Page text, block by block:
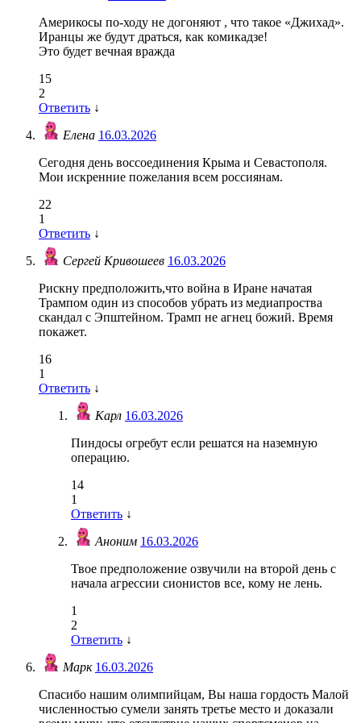
Америкосы по-ходу не догоняют , что такое «Джихад».
Иранцы же будут драться, как комикадзе!
Это будет вечная вражда
15
2
Ответить ↓
Елена 16.03.2026
Сегодня день воссоединения Крыма и Севастополя.
Мои искренние пожелания всем россиянам.
22
1
Ответить ↓
Сергей Кривошеев 16.03.2026
Рискну предположить,что война в Иране начатая
Трампом один из способов убрать из медиапроства
скандал с Эпштейном. Трамп не агнец божий. Время
покажет.
16
1
Ответить ↓
Карл 16.03.2026
Пиндосы огребут если решатся на наземную
операцию.
14
1
Ответить ↓
Аноним 16.03.2026
Твое предположение озвучили на второй день с
начала агрессии сионистов все, кому не лень.
1
2
Ответить ↓
Марк 16.03.2026
Спасибо нашим олимпийцам, Вы наша гордость Малой
численностью сумели занять третье место и доказали